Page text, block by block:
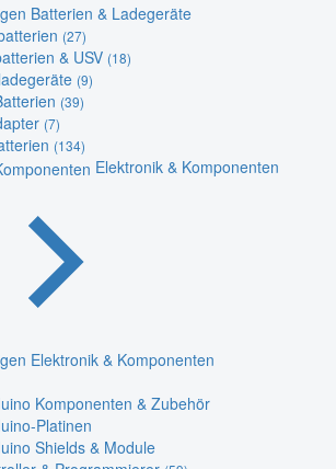
Batterien & Ladegeräte
(27)
& USV (18)
(9)
(39)
(7)
(134)
Elektronik & Komponenten
Elektronik & Komponenten
Komponenten & Zubehör
Platinen
Shields & Module